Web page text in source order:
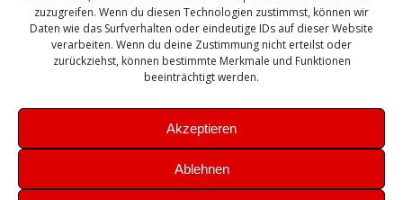
zuzugreifen. Wenn du diesen Technologien zustimmst, können wir
Daten wie das Surfverhalten oder eindeutige IDs auf dieser Website
verarbeiten. Wenn du deine Zustimmung nicht erteilst oder
zurückziehst, können bestimmte Merkmale und Funktionen
beeinträchtigt werden.
Akzeptieren
Ablehnen
Sicherung SIEM Sophos SSL Ubuntu
Update Upgrade UTM VCenter VCSA Veeam
VMWare VPN WAZUH Windows
Zertifikat